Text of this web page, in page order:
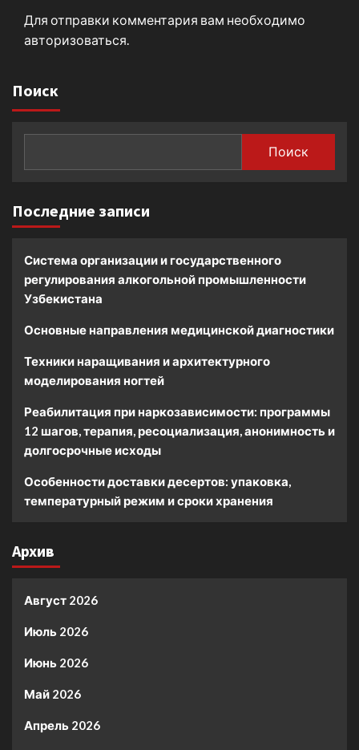
Для отправки комментария вам необходимо
авторизоваться
Поиск
Поиск
Последние записи
Система организации и государственного
регулирования алкогольной промышленности
Узбекистана
Основные направления медицинской диагностики
Техники наращивания и архитектурного
моделирования ногтей
Реабилитация при наркозависимости: программы
12 шагов, терапия, ресоциализация, анонимность и
долгосрочные исходы
Особенности доставки десертов: упаковка,
температурный режим и сроки хранения
Архив
Август 2026
Июль 2026
Июнь 2026
Май 2026
Апрель 2026